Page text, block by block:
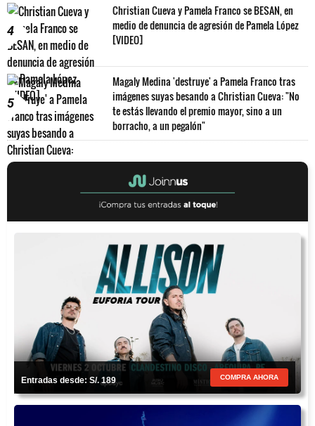
4
Christian Cueva y Pamela Franco se BESAN, en
medio de denuncia de agresión de Pamela López
[VIDEO]
5
Magaly Medina 'destruye' a Pamela Franco tras
imágenes suyas besando a Christian Cueva: "No
te estás llevando el premio mayor, sino a un
borracho, a un pegalón"
Entradas desde: S/. 189 COMPRA AHORA